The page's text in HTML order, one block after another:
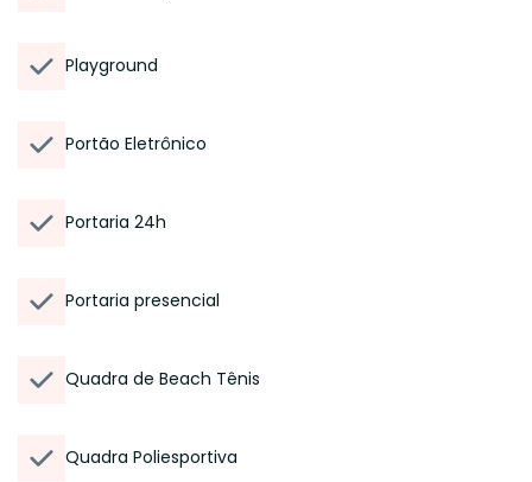
Playground
Portão Eletrônico
Portaria 24h
Portaria presencial
Quadra de Beach Tênis
Quadra Poliesportiva